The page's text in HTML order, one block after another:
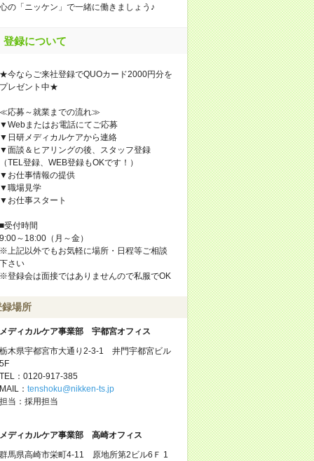
の「ニッケン」で一緒に働きましょう♪
登録について
今ならご来社登録でQUOカード2000円分を
レゼント中★
応募～就業までの流れ≫
またはお電話にてご応募
日研メディカルケアから連絡
面談＆ヒアリングの後、スタッフ登録
TEL登録、WEB登録もOKです！）
お仕事情報の提供
職場見学
お仕事スタート
受付時間
～18:00（月～金）
上記以外でもお気軽に場所・日程等ご相談
さい
登録会は面接ではありませんので私服でOK
場所
ディカルケア事業部 宇都宮オフィス
木県宇都宮市大通り2-3-1 井門宇都宮ビル
：0120-917-385
： tenshoku@nikken-ts.jp
当：採用担当
ディカルケア事業部 高崎オフィス
馬県高崎市栄町4-11 原地所第2ビル6Ｆ 1